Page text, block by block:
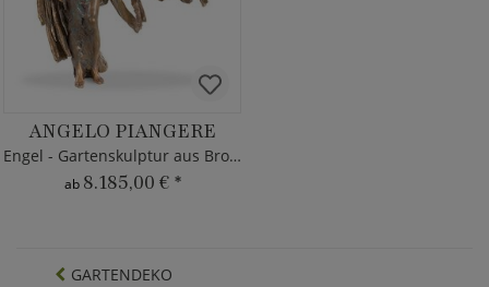
ANGELO PIANGERE
Engel - Gartenskulptur aus Bronze
ab 8.185,00 € *
GARTENDEKO